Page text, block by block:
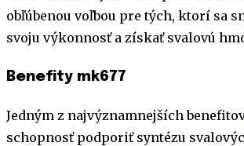
obľúbenou voľbou pre tých, ktorí sa
svoju výkonnosť a získať svalovú
Benefity mk677
Jedným z najvýznamnejších
schopnosť podporiť syntézu